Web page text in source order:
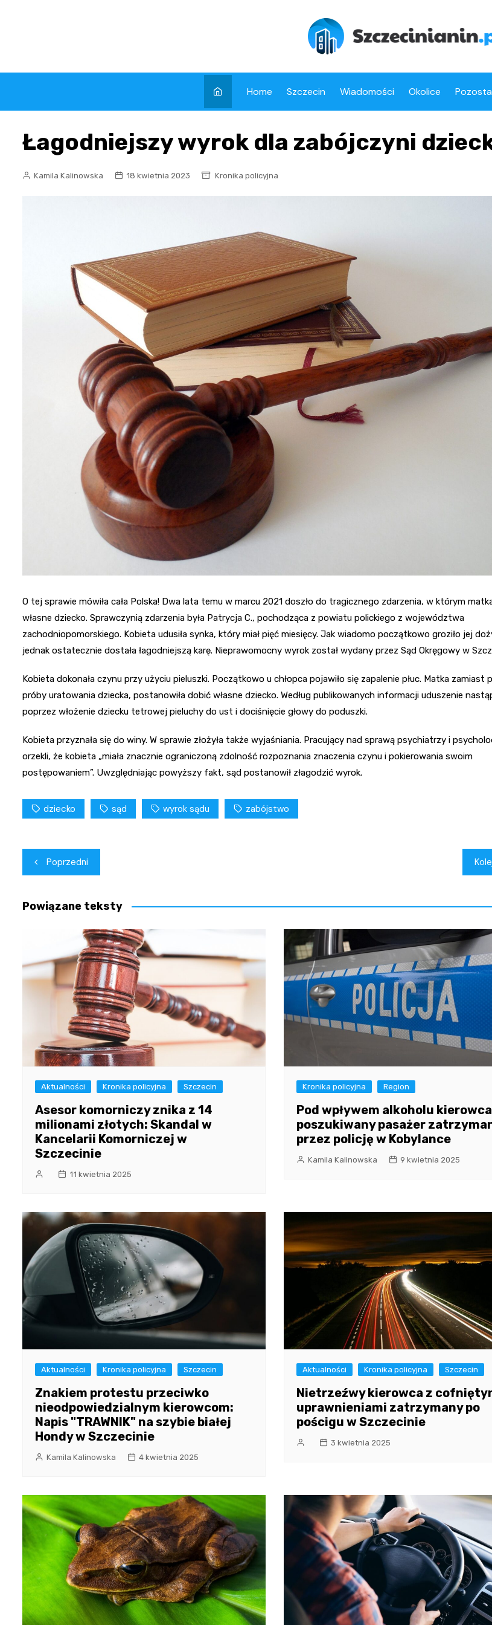
Home Szczecin Wiadomości Okolice
Łagodniejszy wyrok dla zabójczyni
Kamila Kalinowska 18 kwietnia 2023 Kronika policyjna
O tej sprawie mówiła cała Polska! Dwa lata temu w marcu 2021 doszło do tragicznego zdarzenia, w którym
własne dziecko. Sprawczynią zdarzenia była Patrycja C., pochodząca z powiatu polickiego z województwa
zachodniopomorskiego. Kobieta udusiła synka, który miał pięć miesięcy. Jak wiadomo początkowo groziło jej
jednak ostatecznie dostała łagodniejszą karę. Nieprawomocny wyrok został wydany przez Sąd Okręgowy w
Kobieta dokonała czynu przy użyciu pieluszki. Początkowo u chłopca pojawiło się zapalenie płuc. Matka zamiast
próby uratowania dziecka, postanowiła dobić własne dziecko. Według publikowanych informacji uduszenie
poprzez włożenie dziecku tetrowej pieluchy do ust i dociśnięcie głowy do poduszki.
Kobieta przyznała się do winy. W sprawie złożyła także wyjaśniania. Pracujący nad sprawą psychiatrzy i
orzekli, że kobieta „miała znacznie ograniczoną zdolność rozpoznania znaczenia czynu i pokierowania swoim
postępowaniem”. Uwzględniając powyższy fakt, sąd postanowił złagodzić wyrok.
dziecko sąd wyrok sądu zabójstwo
Nawigacja
wpisu
Poprzedni
Powiązane teksty
Aktualności Kronika policyjna Szczecin
Asesor komorniczy znika z 14
milionami złotych: Skandal w
Kancelarii Komorniczej w
Szczecinie
11 kwietnia 2025
Kronika policyjna Region
Pod wpływem alkoholu
poszukiwany pasażer
przez policję w Kobylance
Kamila Kalinowska 9 kwietnia 2025
Aktualności Kronika policyjna Szczecin
Znakiem protestu przeciwko
nieodpowiedzialnym kierowcom:
Napis "TRAWNIK" na szybie białej
Hondy w Szczecinie
Kamila Kalinowska 4 kwietnia 2025
Aktualności Kronika policyjna Szczecin
Nietrzeźwy kierowca z
uprawnieniami zatrzymany po
pościgu w Szczecinie
3 kwietnia 2025